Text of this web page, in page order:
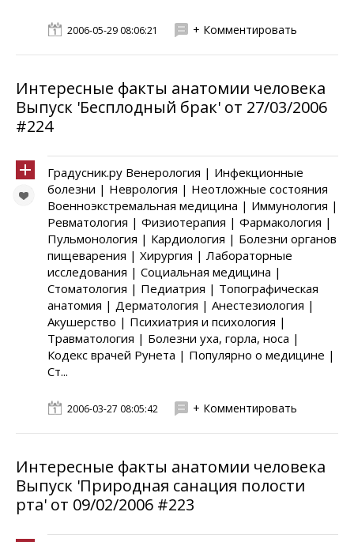
2006-05-29 08:06:21 + Комментировать
Интересные факты анатомии человека
Выпуск 'Бесплодный брак' от 27/03/2006
#224
Градусник.ру Венерология | Инфекционные
болезни | Неврология | Неотложные состояния
Военноэкстремальная медицина | Иммунология |
Ревматология | Физиотерапия | Фармакология |
Пульмонология | Кардиология | Болезни органов
пищеварения | Хирургия | Лабораторные
исследования | Социальная медицина |
Стоматология | Педиатрия | Топографическая
анатомия | Дерматология | Анестезиология |
Акушерство | Психиатрия и психология |
Травматология | Болезни уха, горла, носа |
Кодекс врачей Рунета | Популярно о медицине |
Ст...
2006-03-27 08:05:42 + Комментировать
Интересные факты анатомии человека
Выпуск 'Природная санация полости
рта' от 09/02/2006 #223